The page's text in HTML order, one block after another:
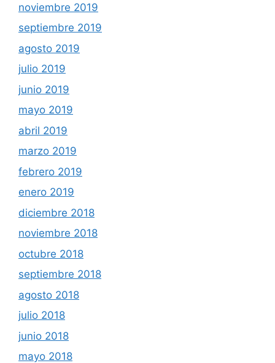
noviembre 2019
septiembre 2019
agosto 2019
julio 2019
junio 2019
mayo 2019
abril 2019
marzo 2019
febrero 2019
enero 2019
diciembre 2018
noviembre 2018
octubre 2018
septiembre 2018
agosto 2018
julio 2018
junio 2018
mayo 2018